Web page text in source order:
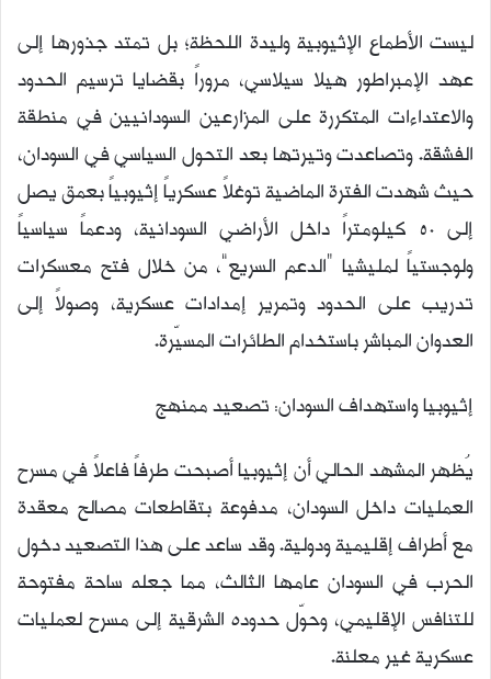
ليست الأطماع الإثيوبية وليدة اللحظة؛ بل تمتد جذورها إلى
عهد الإمبراطور هيلا سيلاسي، مروراً بقضايا ترسيم الحدود
والاعتداءات المتكررة على المزارعين السودانيين في منطقة
الفشقة. وتصاعدت وتيرتها بعد التحول السياسي في السودان،
حيث شهدت الفترة الماضية توغلاً عسكرياً إثيوبياً بعمق يصل
إلى 50 كيلومتراً داخل الأراضي السودانية، ودعماً سياسياً
ولوجستياً لمليشيا “الدعم السريع”، من خلال فتح معسكرات
تدريب على الحدود وتمرير إمدادات عسكرية، وصولاً إلى
العدوان المباشر باستخدام الطائرات المسيّرة.
إثيوبيا واستهداف السودان: تصعيد ممنهج
يُظهر المشهد الحالي أن إثيوبيا أصبحت طرفاً فاعلاً في مسرح
العمليات داخل السودان، مدفوعة بتقاطعات مصالح معقدة
مع أطراف إقليمية ودولية. وقد ساعد على هذا التصعيد دخول
الحرب في السودان عامها الثالث، مما جعله ساحة مفتوحة
للتنافس الإقليمي، وحوّل حدوده الشرقية إلى مسرح لعمليات
عسكرية غير معلنة.